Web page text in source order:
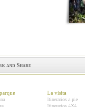
La visita
Itinerarios a pie
Itinerarios 4X4